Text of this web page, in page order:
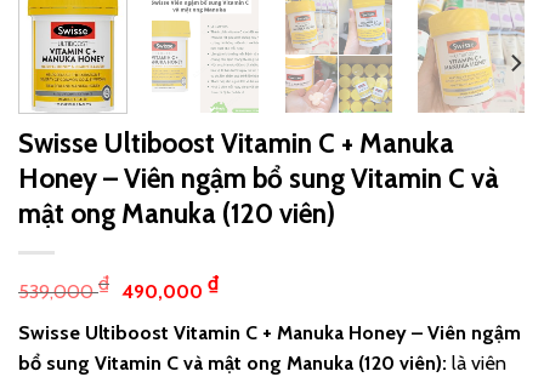
Swisse Ultiboost Vitamin C + Manuka
Honey – Viên ngậm bổ sung Vitamin C và
mật ong Manuka (120 viên)
539,000₫ 490,000 ₫
Swisse Ultiboost Vitamin C + Manuka Honey – Viên ngậm
bổ sung Vitamin C và mật ong Manuka (120 viên): là viên